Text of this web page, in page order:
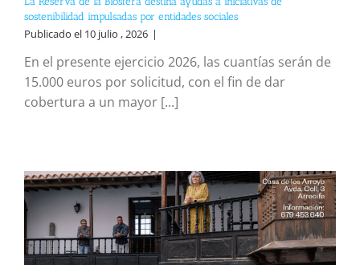
sostenibilidad impulsadas por entidades sociales
Publicado el 10 julio , 2026 |
En el presente ejercicio 2026, las cuantías serán de
15.000 euros por solicitud, con el fin de dar
cobertura a un mayor [...]